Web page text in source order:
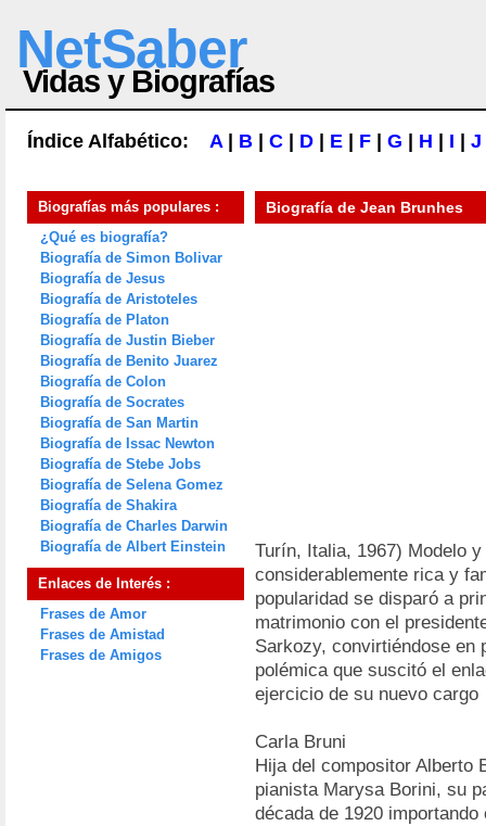
NetSaber
Vidas y Biografías
Índice Alfabético: A| B C D E F G H I J
Biografías más populares :
¿Qué es biografía?
Biografía de Simon Bolivar
Biografía de Jesus
Biografía de Aristoteles
Biografía de Platon
Biografía de Justin Bieber
Biografía de Benito Juarez
Biografía de Colon
Biografía de Socrates
Biografía de San Martin
Biografía de Issac Newton
Biografía de Stebe Jobs
Biografía de Selena Gomez
Biografía de Shakira
Biografía de Charles Darwin
Biografía de Albert Einstein
Enlaces de Interés :
Frases de Amor
Frases de Amistad
Frases de Amigos
Biografía de Jean Brunhes
Turín, Italia, 1967) Modelo
considerablemente rica y
popularidad se disparó a
matrimonio con el
Sarkozy, convirtiéndose en
polémica que suscitó el
ejercicio de su nuevo cargo
Carla Bruni
Hija del compositor Alberto
pianista Marysa Borini, su
década de 1920